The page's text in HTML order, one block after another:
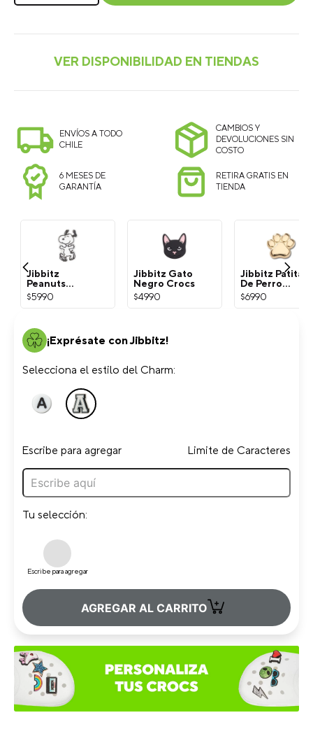
ENVÍOS A TODO
CHILE
CAMBIOS Y
DEVOLUCIONES SIN
COSTO
6 MESES DE
GARANTÍA
RETIRA GRATIS EN
TIENDA
Jibbitz
Peanuts
Snoopy
Blanco Crocs
$5990
Jibbitz Gato
Negro Crocs
$4990
Jibbitz Patita
De Perro
Dorada Crocs
$6990
¡Exprésate con Jibbitz!
Selecciona el estilo del Charm:
Escribe para agregar Limite de Caracteres
Tu selección:
Escribe para agregar
AGREGAR AL CARRITO +